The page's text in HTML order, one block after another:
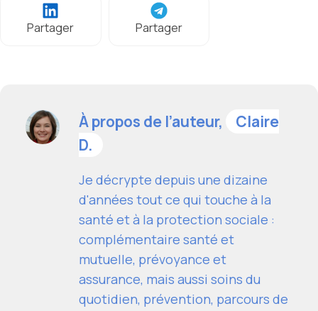
Partager Partager
À propos de l’auteur,
Claire
D.
Je décrypte depuis une dizaine
d'années tout ce qui touche à la
santé et à la protection sociale :
complémentaire santé et
mutuelle, prévoyance et
assurance, mais aussi soins du
quotidien, prévention, parcours de